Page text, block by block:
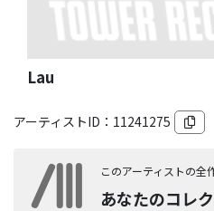
Lau
アーティストID： 11241275
このアーティストの全
あなたのコレ